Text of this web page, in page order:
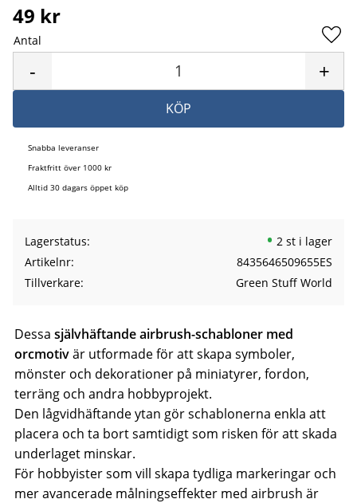
49 kr
Antal
+
-
KÖP
Snabba leveranser
Fraktfritt över 1000 kr
Alltid 30 dagars öppet köp
Lagerstatus
2 st i lager
Artikelnr
8435646509655ES
Tillverkare
Green Stuff World
Dessa självhäftande airbrush-schabloner med
orcmotivär utformade för att skapa symboler,
mönster och dekorationer på miniatyrer, fordon,
terräng och andra hobbyprojekt.
Den lågvidhäftande ytan gör schablonerna enkla att
placera och ta bort samtidigt som risken för att skada
underlaget minskar.
För hobbyister som vill skapa tydliga markeringar och
mer avancerade målningseffekter med airbrush är